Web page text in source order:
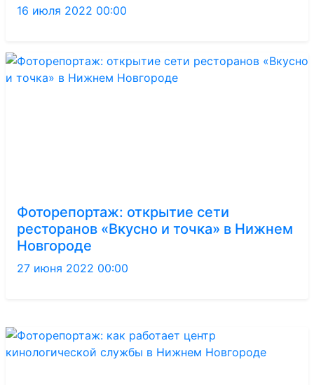
16 июля 2022 00:00
Фоторепортаж: открытие сети
ресторанов «Вкусно и точка» в Нижнем
Новгороде
27 июня 2022 00:00